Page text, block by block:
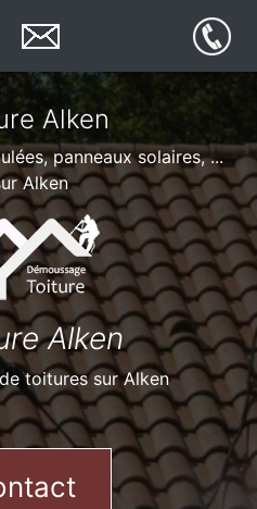
Alken
panneaux solaires, ...
Alken
Alken
toitures sur Alken